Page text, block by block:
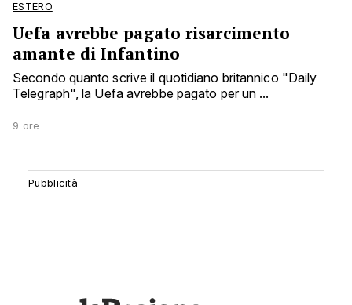
ESTERO
Uefa avrebbe pagato risarcimento
amante di Infantino
Secondo quanto scrive il quotidiano britannico "Daily
Telegraph", la Uefa avrebbe pagato per un ...
9 ore